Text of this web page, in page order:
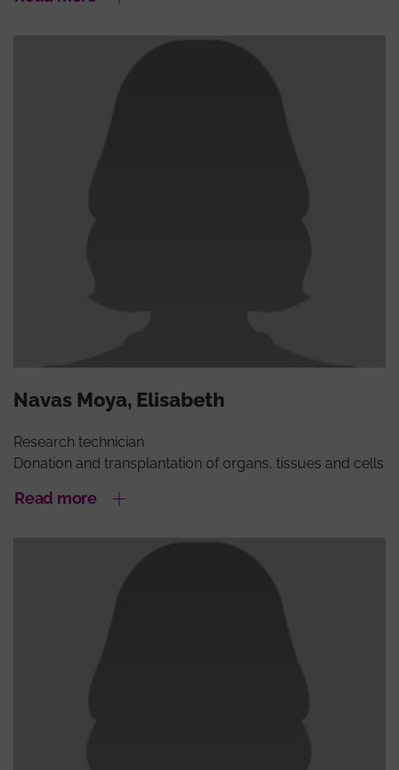
Navas Moya, Elisabeth
Research technician
Donation and transplantation of organs, tissues and cells
Read more